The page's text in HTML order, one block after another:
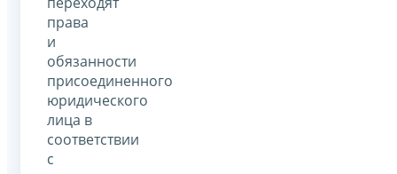
права
и
обязанности
присоединенного
юридического
лица в
соответствии
с